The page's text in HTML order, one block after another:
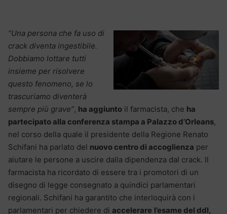
“Una persona che fa uso di
crack diventa ingestibile.
Dobbiamo lottare tutti
insieme per risolvere
questo fenomeno, se lo
trascuriamo diventerà
sempre più grave”, ha aggiunto il farmacista, che ha
partecipato alla conferenza stampa a Palazzo d’Orleans,
nel corso della quale il presidente della Regione Renato
Schifani ha parlato del nuovo centro di accoglienza per
aiutare le persone a uscire dalla dipendenza dal crack. Il
farmacista ha ricordato di essere tra i promotori di un
disegno di legge consegnato a quindici parlamentari
regionali. Schifani ha garantito che interloquirà con i
parlamentari per chiedere di accelerare l’esame del ddl,